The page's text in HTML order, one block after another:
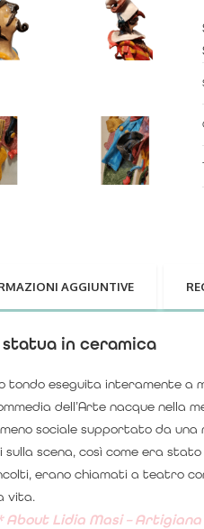
AGGIUNTIVE
statua in ceramica
eseguita interamente a
dell’Arte nacque nella
sociale supportato da
scena, così come era
erano chiamati a teatro
vita.
About Lidia Masi –